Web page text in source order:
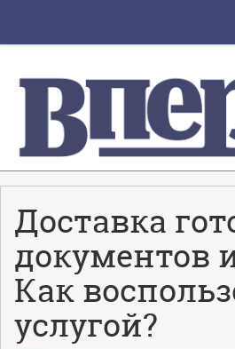
Доставка
документов
Как
услугой?